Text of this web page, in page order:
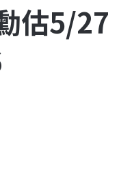
估5/27